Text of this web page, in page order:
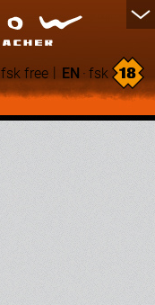
fsk free | EN · fsk